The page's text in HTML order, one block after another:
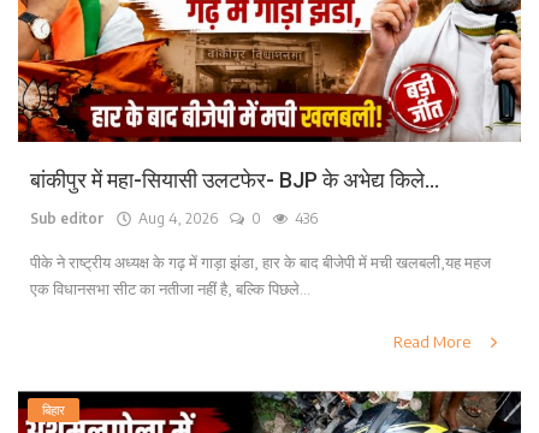
बांकीपुर में महा-सियासी उलटफेर- BJP के अभेद्य किले...
Sub editor Aug 4, 2026 0 436
पीके ने राष्ट्रीय अध्यक्ष के गढ़ में गाड़ा झंडा, हार के बाद बीजेपी में मची खलबली,यह महज
एक विधानसभा सीट का नतीजा नहीं है, बल्कि पिछले...
Read More
बिहार